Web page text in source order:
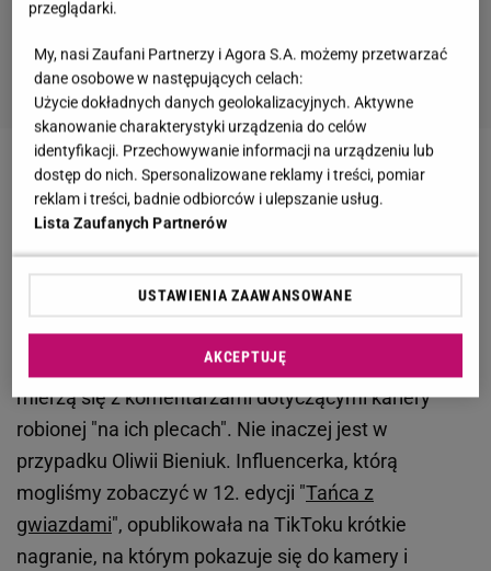
Zobacz wideoCzy Oliwia Bieniuk wzoruje się na grze
aktorskiej mamy?
Oliwia Bieniuk się wściekła. Wszystko przez
pstryczki w nos związane z rodzicami
Gwiazdy, które mają znanych rodziców, od zawsze
mierzą się z komentarzami dotyczącymi kariery
robionej "na ich plecach". Nie inaczej jest w
przypadku Oliwii Bieniuk. Influencerka, którą
mogliśmy zobaczyć w 12. edycji "Tańca z
gwiazdami", opublikowała na TikToku krótkie
nagranie, na którym pokazuje się do kamery i
przeglądarki.
My, nasi Zaufani Partnerzy i Agora S.A. możemy przetwarzać
dane osobowe w następujących celach:
Użycie dokładnych danych geolokalizacyjnych. Aktywne
skanowanie charakterystyki urządzenia do celów
identyfikacji. Przechowywanie informacji na urządzeniu lub
dostęp do nich. Spersonalizowane reklamy i treści, pomiar
reklam i treści, badnie odbiorców i ulepszanie usług.
Lista Zaufanych Partnerów
USTAWIENIA ZAAWANSOWANE
AKCEPTUJĘ